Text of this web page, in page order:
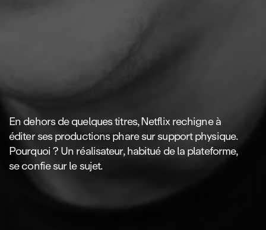
En dehors de quelques titres, Netflix rechigne à
éditer ses productions phare sur support physique.
Pourquoi ? Un réalisateur, habitué de la plateforme,
se confie sur le sujet.